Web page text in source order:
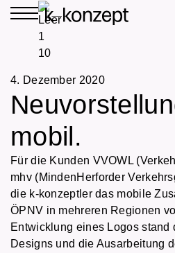
4. Dezember 2020
mobil.
Für die Kunden VVOWL
mhv (MindenHerforder
die k-konzeptler das mobile
ÖPNV in mehreren Regionen
Entwicklung eines Logos stand
Designs und die Ausarbeitung